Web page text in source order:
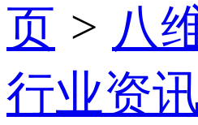
页 > 八
行业资